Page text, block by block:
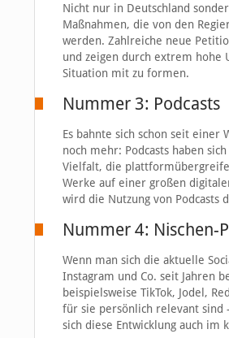
Nicht nur in Deutschland
Maßnahmen, die von den
werden. Zahlreiche neue
und zeigen durch extrem hohe
Situation mit zu formen.
Nummer 3: Podcasts
Es bahnte sich schon seit einer
noch mehr: Podcasts haben
Vielfalt, die
Werke auf einer großen
wird die Nutzung von Podcasts
Nummer 4: Nischen-
Wenn man sich die aktuelle
Instagram und Co. seit Jahren
beispielsweise TikTok, Jodel,
für sie persönlich relevant sind
sich diese Entwicklung auch im